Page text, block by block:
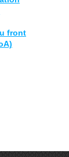
front